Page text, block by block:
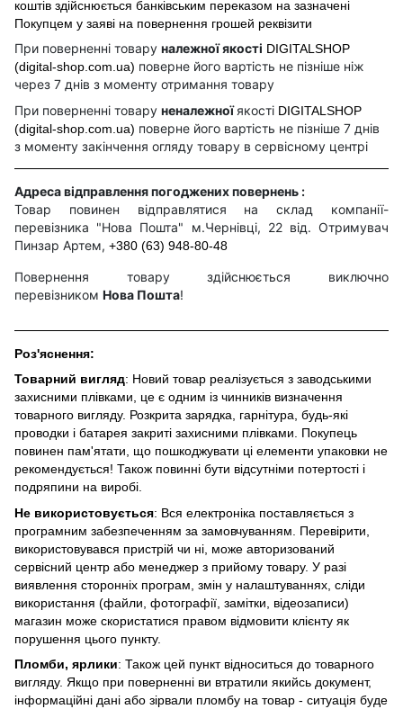
коштів здійснюється банківським переказом на зазначені
Покупцем у заяві на повернення грошей реквізити
При поверненні товару належної якості DIGITALSHOP
(digital-shop.com.ua) поверне його вартість не пізніше ніж
через 7 днів з моменту отримання товару
При поверненні товару неналежноїякості DIGITALSHOP
(digital-shop.com.ua) поверне його вартість не пізніше 7 днів
з моменту закінчення огляду товару в сервісному центрі
Адреса відправлення погоджених повернень :
Товар повинен відправлятися на склад компанії-
перевізника "Нова Пошта" м.Чернівці, 22 від. Отримувач
Пинзар Артем, +380 (63) 948-80-48
Повернення товару здійснюється виключно
перевізником Нова Пошта!
Роз'яснення:
Товарний вигляд: Новий товар реалізується з заводськими
захисними плівками, це є одним із чинників визначення
товарного вигляду. Розкрита зарядка, гарнітура, будь-які
проводки і батарея закриті захисними плівками. Покупець
повинен пам'ятати, що пошкоджувати ці елементи упаковки не
рекомендується! Також повинні бути відсутніми потертості і
подряпини на виробі.
Не використовується: Вся електроніка поставляється з
програмним забезпеченням за замовчуванням. Перевірити,
використовувався пристрій чи ні, може авторизований
сервісний центр або менеджер з прийому товару. У разі
виявлення сторонніх програм, змін у налаштуваннях, сліди
використання (файли, фотографії, замітки, відеозаписи)
магазин може скористатися правом відмовити клієнту як
порушення цього пункту.
Пломби, ярлики: Також цей пункт відноситься до товарного
вигляду. Якщо при поверненні ви втратили якийсь документ,
інформаційні дані або зірвали пломбу на товар - ситуація буде